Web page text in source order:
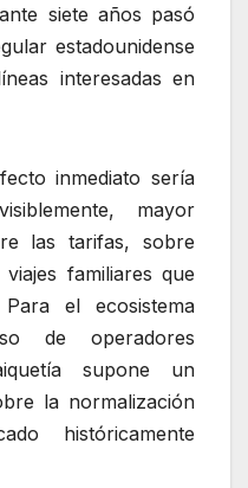
siete años pasó
estadounidense
interesadas en
inmediato sería
mayor
las tarifas, sobre
familiares que
el ecosistema
de operadores
supone un
la normalización
históricamente